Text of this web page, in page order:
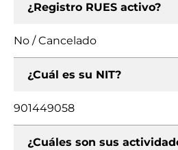
¿Registro RUES activo?
No / Cancelado
¿Cuál es su NIT?
901449058
¿Cuáles son sus